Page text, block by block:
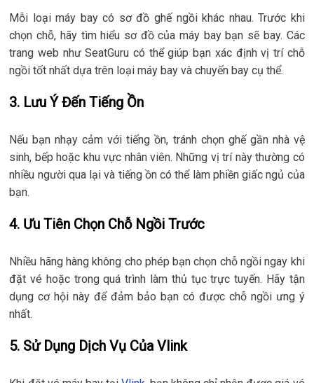
Mỗi loại máy bay có sơ đồ ghế ngồi khác nhau. Trước khi
chọn chỗ, hãy tìm hiểu sơ đồ của máy bay bạn sẽ bay. Các
trang web như SeatGuru có thể giúp bạn xác định vị trí chỗ
ngồi tốt nhất dựa trên loại máy bay và chuyến bay cụ thể.
3. Lưu Ý Đến Tiếng Ồn
Nếu bạn nhạy cảm với tiếng ồn, tránh chọn ghế gần nhà vệ
sinh, bếp hoặc khu vực nhân viên. Những vị trí này thường có
nhiều người qua lại và tiếng ồn có thể làm phiền giấc ngủ của
bạn.
4. Ưu Tiên Chọn Chỗ Ngồi Trước
Nhiều hãng hàng không cho phép bạn chọn chỗ ngồi ngay khi
đặt vé hoặc trong quá trình làm thủ tục trực tuyến. Hãy tận
dụng cơ hội này để đảm bảo bạn có được chỗ ngồi ưng ý
nhất.
5. Sử Dụng Dịch Vụ Của Vlink